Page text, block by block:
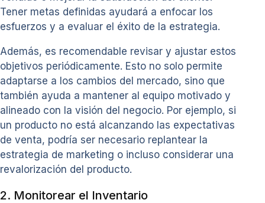
Tener metas definidas ayudará a enfocar los
esfuerzos y a evaluar el éxito de la estrategia.
Además, es recomendable revisar y ajustar estos
objetivos periódicamente. Esto no solo permite
adaptarse a los cambios del mercado, sino que
también ayuda a mantener al equipo motivado y
alineado con la visión del negocio. Por ejemplo, si
un producto no está alcanzando las expectativas
de venta, podría ser necesario replantear la
estrategia de marketing o incluso considerar una
revalorización del producto.
2. Monitorear el Inventario